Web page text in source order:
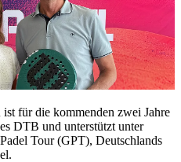
für die kommenden zwei Jahre
DTB und unterstützt unter
Tour (GPT), Deutschlands